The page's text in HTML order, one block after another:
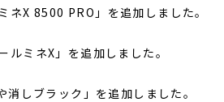
ネX 8500 PRO」を追加しました。
ルミネX」を追加しました。
しブラック」を追加しました。